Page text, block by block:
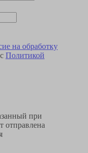
на обработку
Политикой
при
отправлена